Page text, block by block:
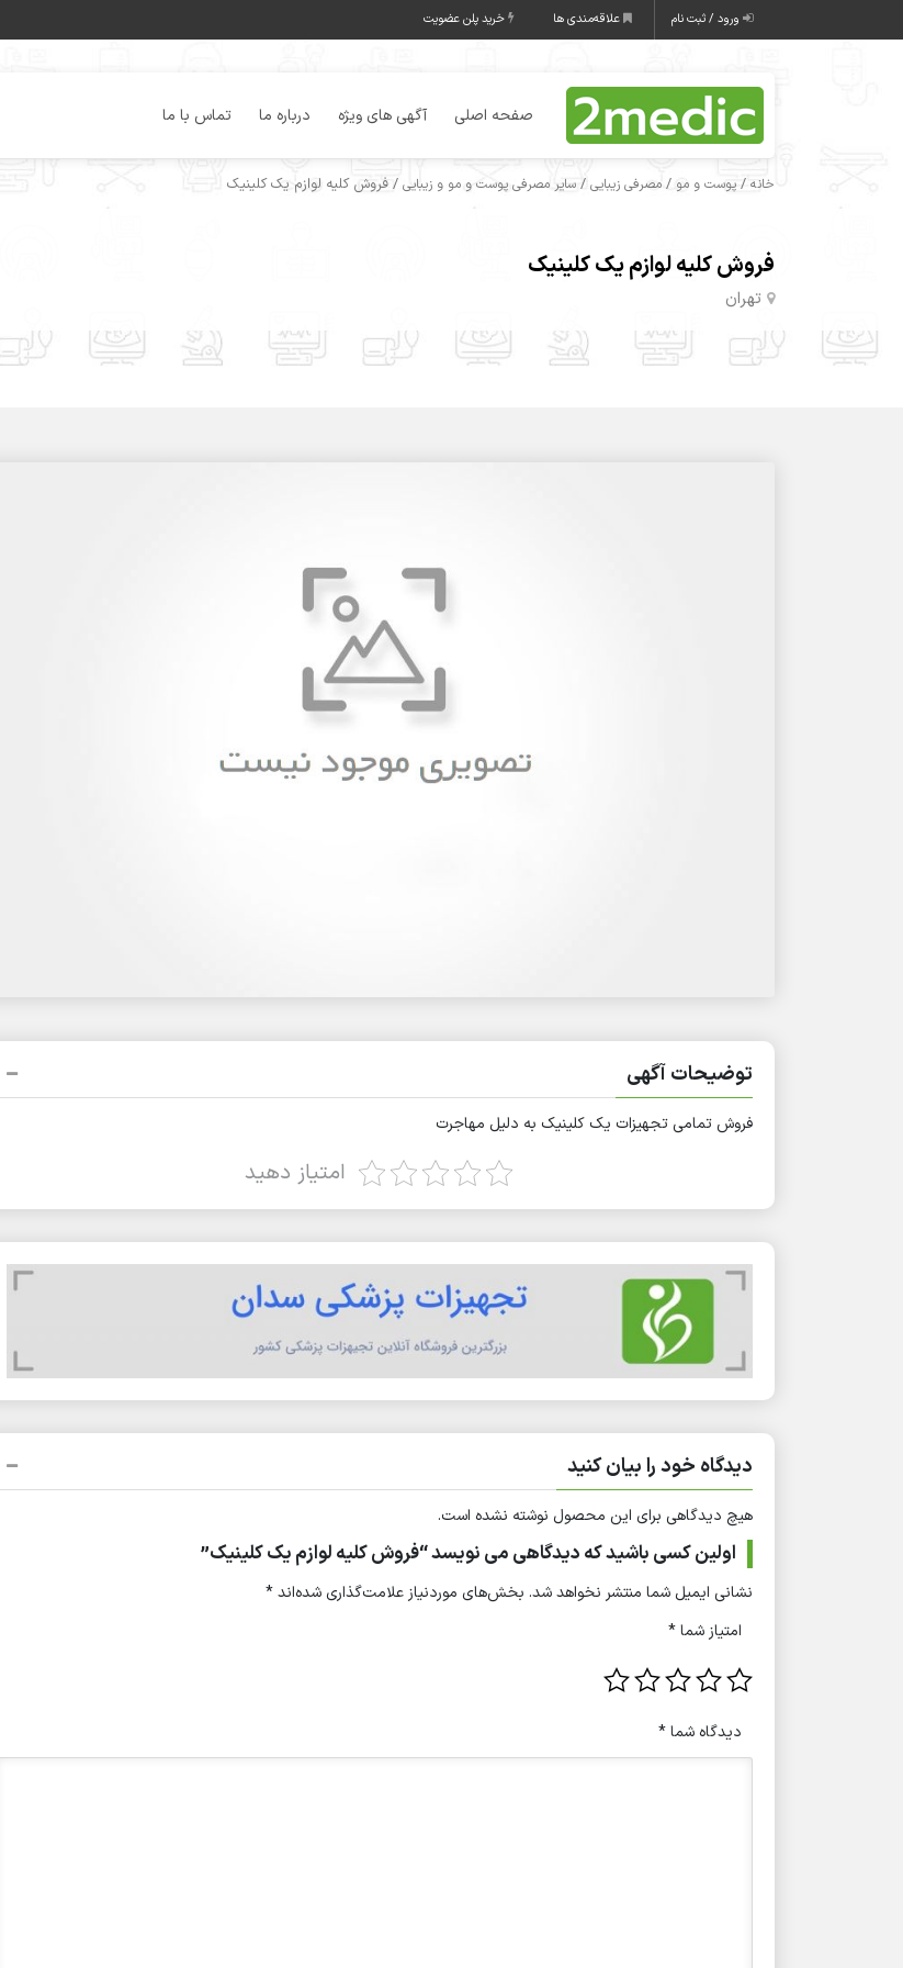
ورود / ثبت نام علاقه‌مندی ها خرید پلن عضویت
صفحه اصلی آگهی های ویژه درباره ما تماس با ما
خانه / پوست و مو / مصرفی زیبایی / سایر مصرفی پوست و مو و زیبایی / فروش کلیه لوازم یک کلینیک
فروش کلیه لوازم یک کلینیک
تهران
توضیحات آگهی
فروش تمامی تجهیزات یک کلینیک به دلیل مهاجرت
امتیاز دهید
دیدگاه خود را بیان کنید
هیچ دیدگاهی برای این محصول نوشته نشده است.
اولین کسی باشید که دیدگاهی می نویسد “فروش کلیه لوازم یک کلینیک”
نشانی ایمیل شما منتشر نخواهد شد. بخش‌های موردنیاز علامت‌گذاری شده‌اند*
امتیاز شما*
دیدگاه شما*